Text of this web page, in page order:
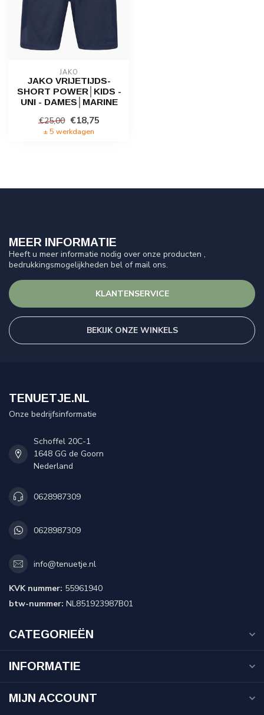
JAKO
JAKO VRIJETIJDS-
SHORT POWER│KIDS -
UNI - DAMES│MARINE
€25,00 €18,75
± 5 werkdagen
MEER INFORMATIE
Heeft u meer informatie nodig over onze producten ,
bedrukkingsmogelijkheden bel of mail ons.
KLANTENSERVICE
BEKIJK ONZE WINKELS
TENUETJE.NL
Onze bedrijfsinformatie
Schoffel 20C-1
1648 GG de Goorn
Nederland
0628987309
0628987309
info@tenuetje.nl
KVK nummer: 55961940
btw-nummer: NL851923987B01
CATEGORIEËN
INFORMATIE
MIJN ACCOUNT